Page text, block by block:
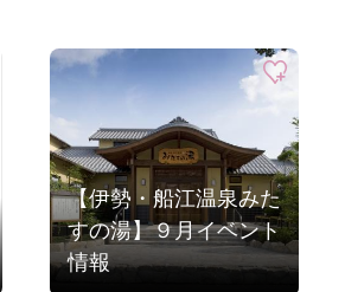
【伊勢・船江温泉みた
すの湯】９月イベント
情報